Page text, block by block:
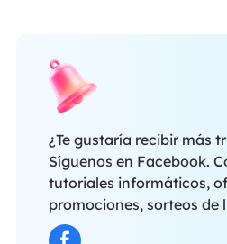
¿Te gustaría recibir más
Síguenos en Facebook.
tutoriales informáticos,
promociones, sorteos de